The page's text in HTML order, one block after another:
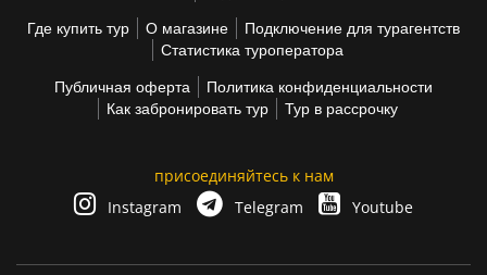
Где купить тур О магазине
Подключение для турагентств
Статистика туроператора
Публичная оферта
Политика конфиденциальности
Как забронировать тур
Тур в рассрочку
присоединяйтесь к нам
Instagram
Telegram Youtube